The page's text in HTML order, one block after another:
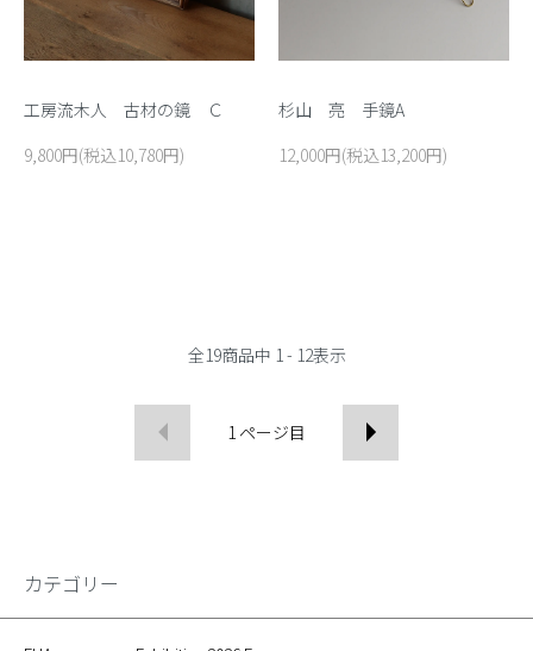
工房流木人 古材の鏡 Ｃ
9,800円(税込10,780円)
杉山 亮 手鏡A
12,000円(税込13,200円)
全19商品中 1 - 12表示
1 ページ目
カテゴリー